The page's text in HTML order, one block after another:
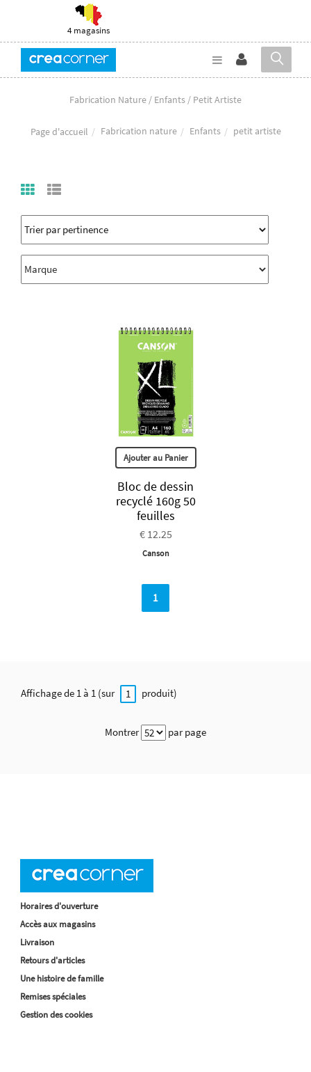
4 magasins
Fabrication Nature / Enfants / Petit Artiste
Page d'accueil Fabrication nature Enfants petit artiste
Ajouter au Panier
Bloc de dessin
recyclé 160g 50
feuilles
€ 12.25
Canson
1
Affichage de 1 à 1 (sur 1 produit)
Montrer par page
Horaires d'ouverture
Accès aux magasins
Livraison
Retours d'articles
Une histoire de famille
Remises spéciales
Gestion des cookies